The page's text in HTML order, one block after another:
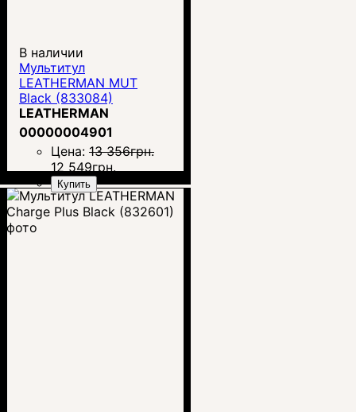
В наличии
Мультитул
LEATHERMAN MUT
Black (833084)
LEATHERMAN
00000004901
Цена: 13 356грн.
12 549грн.
Купить